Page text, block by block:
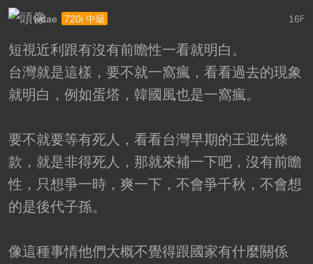
16 F
wdae 720i 中級
短視近利跟有沒有前瞻性一看就明白。
台灣就是這樣，要不就一窩瘋，看看過去的現象
就明白，例如蛋塔，韓國風也是一窩瘋。
要不就要等有死人，看看台灣早期的王迎先條
款，就是非得死人，那就來補一下吧，沒有前瞻
性，只想爭一時，爽一下，不會爭千秋，不會想
的是後代子孫。
像這種事情他們大概不覺得跟國家有什麼關係